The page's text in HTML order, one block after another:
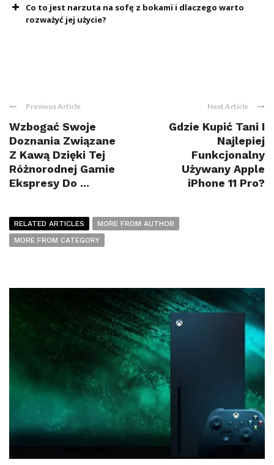
Co to jest narzuta na sofę z bokami i dlaczego warto
rozważyć jej użycie?
Previous Article
Wzbogać Swoje
Doznania Związane
Z Kawą Dzięki Tej
Różnorodnej Gamie
Ekspresy Do ...
Next Article
Gdzie Kupić Tani I
Najlepiej
Funkcjonalny
Używany Apple
iPhone 11 Pro?
RELATED ARTICLES
MORE FROM AUTHOR
MORE FROM CATEGORY